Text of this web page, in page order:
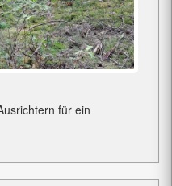
für ein